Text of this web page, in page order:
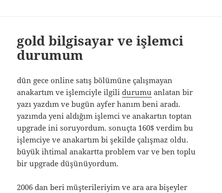
gold bilgisayar ve işlemci
durumum
dün gece online satış bölümüne çalışmayan
anakartım ve işlemciyle ilgilidurumu anlatan bir
yazı yazdım ve bugün ayfer hanım beni aradı.
yazımda yeni aldığım işlemci ve anakartın toptan
upgrade ini soruyordum. sonuçta 160$ verdim bu
işlemciye ve anakartım bi şekilde çalışmaz oldu.
büyük ihtimal anakartta problem var ve ben toplu
bir upgrade düşünüyordum.
2006 dan beri müşterileriyim ve ara ara bişeyler